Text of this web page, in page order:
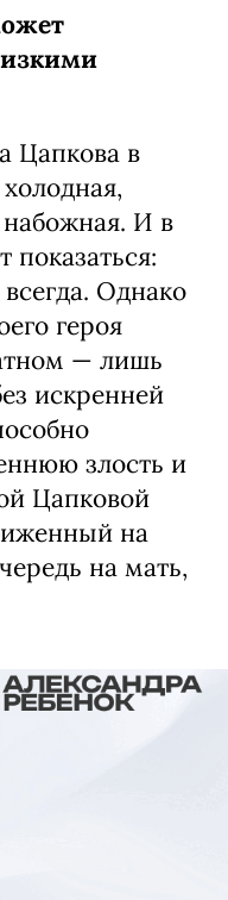
Цапкова в
И в
Однако
героя
— лишь
искренней
злость и
Цапковой
на
на мать,